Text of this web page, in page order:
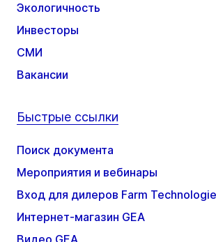
Экологичность
Инвесторы
СМИ
Вакансии
Быстрые ссылки
Поиск документа
Мероприятия и вебинары
Вход для дилеров Farm
Интернет-магазин GEA